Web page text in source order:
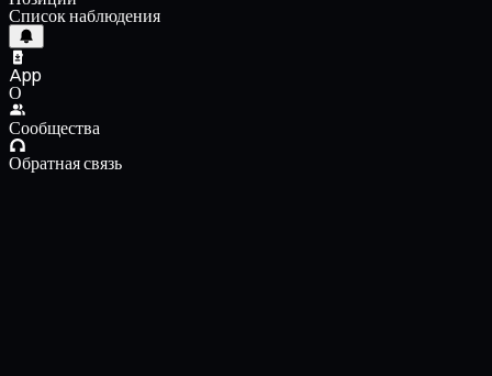
Список наблюдения
App
О
Сообщества
Обратная связь